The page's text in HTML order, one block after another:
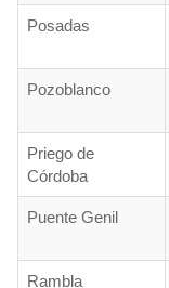
Posadas
Pozoblanco
Priego de
Córdoba
Puente Genil
Rambla